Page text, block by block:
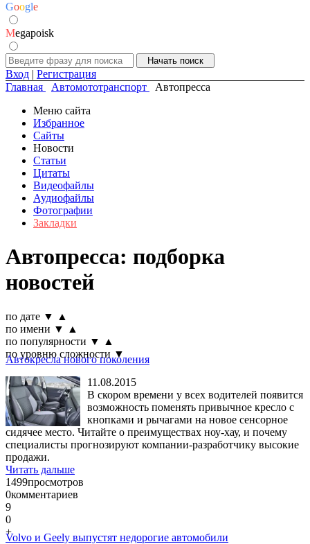
Google
Megapoisk
Вход | Регистрация
Главная
Автомототранспорт
Автопресса
Меню сайта
Избранное
Сайты
Новости
Статьи
Цитаты
Видеофайлы
Аудиофайлы
Фотографии
Закладки
Автопресса: подборка
новостей
по дате ▼
▲
по имени ▼
▲
по популярности ▼
▲
по уровню сложности ▼
Автокресла нового поколения
11.08.2015
В скором времени у всех водителей появится
возможность поменять привычное кресло с
кнопками и рычагами на новое сенсорное
сидячее место. Читайте о преимуществах ноу-хау, и почему
специалисты прогнозируют компании-разработчику высокие
продажи.
Читать дальше
1499просмотров
0комментариев
9
0
+
Volvo и Geely выпустят недорогие автомобили